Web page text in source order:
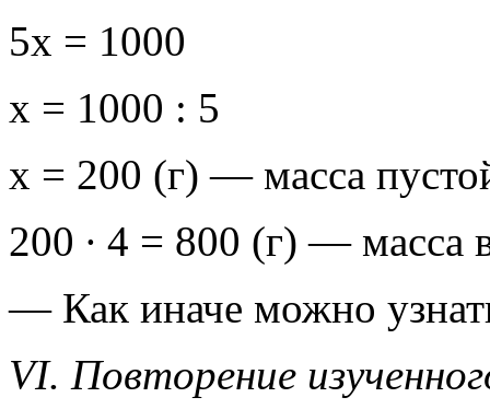
5х = 1000
х = 1000 : 5
х = 200 (г) — масса
200 ∙ 4 = 800 (г) — масса
— Как иначе можно
VI. Повторение